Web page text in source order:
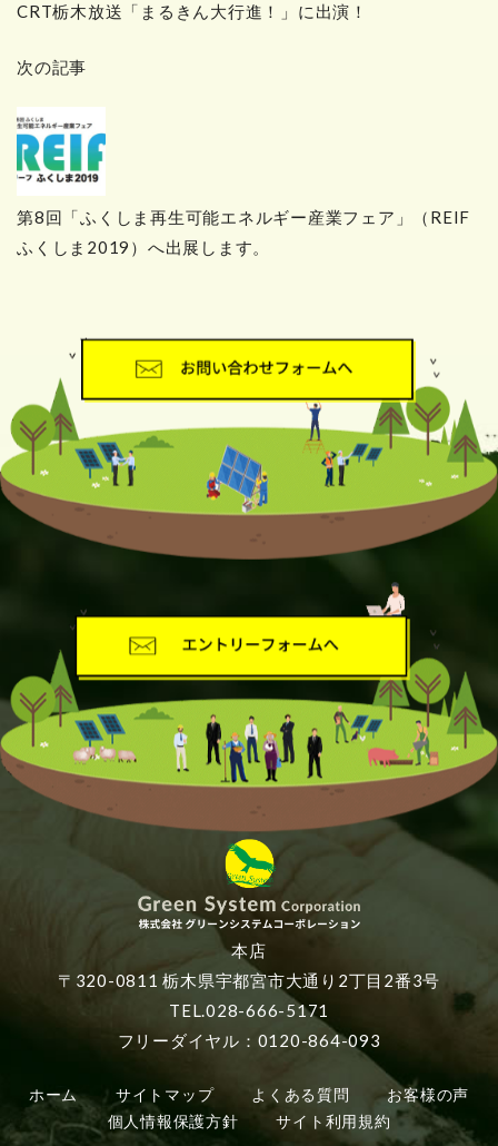
CRT栃木放送「まるきん大行進！」に出演！
次の記事
第8回「ふくしま再生可能エネルギー産業フェア」（REIF
ふくしま2019）へ出展します。
本店
〒320-0811 栃木県宇都宮市大通り2丁目2番3号
TEL.028-666-5171
フリーダイヤル：0120-864-093
ホーム サイトマップ よくある質問
お客様の声
個人情報保護方針
サイト利用規約